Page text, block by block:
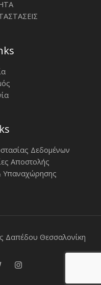
Δεδομένων
Αποστολής
Υπαναχώρησης
Θεσσαλονίκη